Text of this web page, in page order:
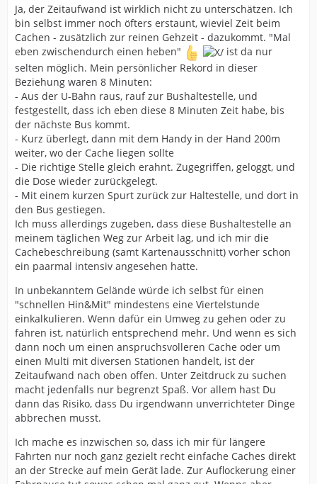
Ja, der Zeitaufwand ist wirklich nicht zu unterschätzen. Ich
bin selbst immer noch öfters erstaunt, wieviel Zeit beim
Cachen - zusätzlich zur reinen Gehzeit - dazukommt. "Mal
eben zwischendurch einen heben"
ist da nur
selten möglich. Mein persönlicher Rekord in dieser
Beziehung waren 8 Minuten:
- Aus der U-Bahn raus, rauf zur Bushaltestelle, und
festgestellt, dass ich eben diese 8 Minuten Zeit habe, bis
der nächste Bus kommt.
- Kurz überlegt, dann mit dem Handy in der Hand 200m
weiter, wo der Cache liegen sollte
- Die richtige Stelle gleich erahnt. Zugegriffen, geloggt, und
die Dose wieder zurückgelegt.
- Mit einem kurzen Spurt zurück zur Haltestelle, und dort in
den Bus gestiegen.
Ich muss allerdings zugeben, dass diese Bushaltestelle an
meinem täglichen Weg zur Arbeit lag, und ich mir die
Cachebeschreibung (samt Kartenausschnitt) vorher schon
ein paarmal intensiv angesehen hatte.
In unbekanntem Gelände würde ich selbst für einen
"schnellen Hin&Mit" mindestens eine Viertelstunde
einkalkulieren. Wenn dafür ein Umweg zu gehen oder zu
fahren ist, natürlich entsprechend mehr. Und wenn es sich
dann noch um einen anspruchsvolleren Cache oder um
einen Multi mit diversen Stationen handelt, ist der
Zeitaufwand nach oben offen. Unter Zeitdruck zu suchen
macht jedenfalls nur begrenzt Spaß. Vor allem hast Du
dann das Risiko, dass Du irgendwann unverrichteter Dinge
abbrechen musst.
Ich mache es inzwischen so, dass ich mir für längere
Fahrten nur noch ganz gezielt recht einfache Caches direkt
an der Strecke auf mein Gerät lade. Zur Auflockerung einer